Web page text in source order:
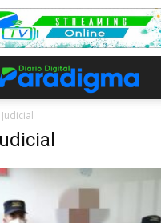
Judicial